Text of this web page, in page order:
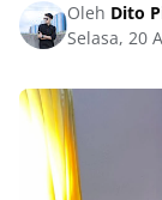
Oleh Dito
Selasa, 20